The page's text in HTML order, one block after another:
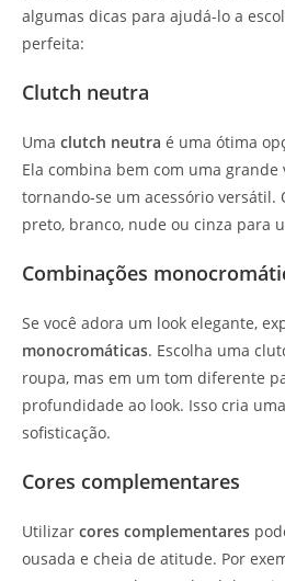
algumas dicas para ajudá-lo a
perfeita:
Clutch neutra
Uma clutch neutra é uma ótima
Ela combina bem com uma grande
tornando-se um acessório versátil.
preto, branco, nude ou cinza para
Combinações
Se você adora um look elegante,
monocromáticas. Escolha uma
roupa, mas em um tom diferente
profundidade ao look. Isso cria
sofisticação.
Cores complementares
Utilizar cores complementares
ousada e cheia de atitude. Por